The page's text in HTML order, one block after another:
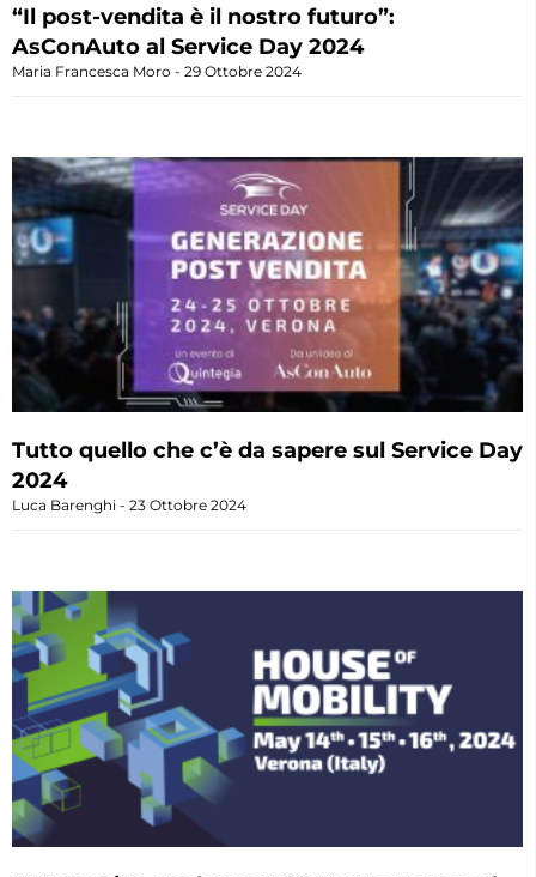
“Il post-vendita è il nostro futuro”:
AsConAuto al Service Day 2024
Maria Francesca Moro 29 Ottobre 2024
Tutto quello che c’è da sapere sul Service Day
2024
Luca Barenghi 23 Ottobre 2024